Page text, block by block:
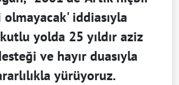
iddiasıyla
kutlu yolda 25 yıldır aziz
ve hayır duasıyla
yürüyoruz.